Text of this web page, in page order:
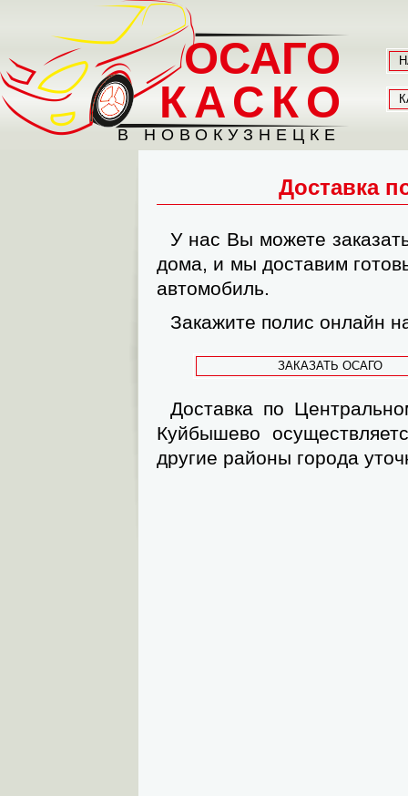
ОСАГО
КАСКО
В НОВОКУЗНЕЦКЕ
Доставка
У нас Вы можете
дома, и мы доставим
автомобиль.
Закажите полис онлайн
ЗАКАЗАТЬ ОСАГО
Доставка по
Куйбышево
другие районы города